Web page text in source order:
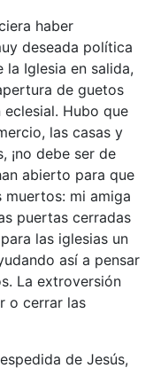
haber
deseada política
Iglesia en salida,
de guetos
eclesial. Hubo que
las casas y
¡no debe ser de
abierto para que
muertos: mi amiga
puertas cerradas
las iglesias un
así a pensar
La extroversión
o cerrar las
de Jesús,